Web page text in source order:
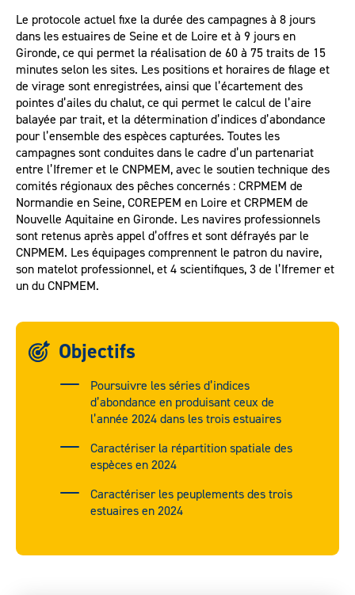
Le protocole actuel fixe la durée des campagnes à 8 jours
dans les estuaires de Seine et de Loire et à 9 jours en
Gironde, ce qui permet la réalisation de 60 à 75 traits de 15
minutes selon les sites. Les positions et horaires de filage et
de virage sont enregistrées, ainsi que l’écartement des
pointes d’ailes du chalut, ce qui permet le calcul de l’aire
balayée par trait, et la détermination d’indices d’abondance
pour l’ensemble des espèces capturées. Toutes les
campagnes sont conduites dans le cadre d’un partenariat
entre l’Ifremer et le CNPMEM, avec le soutien technique des
comités régionaux des pêches concernés : CRPMEM de
Normandie en Seine, COREPEM en Loire et CRPMEM de
Nouvelle Aquitaine en Gironde. Les navires professionnels
sont retenus après appel d’offres et sont défrayés par le
CNPMEM. Les équipages comprennent le patron du navire,
son matelot professionnel, et 4 scientifiques, 3 de l’Ifremer et
un du CNPMEM.
Objectifs
Poursuivre les séries d’indices
d’abondance en produisant ceux de
l’année 2024 dans les trois estuaires
Caractériser la répartition spatiale des
espèces en 2024
Caractériser les peuplements des trois
estuaires en 2024